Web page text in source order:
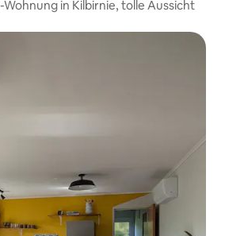
in Kilbirnie, tolle Aussicht